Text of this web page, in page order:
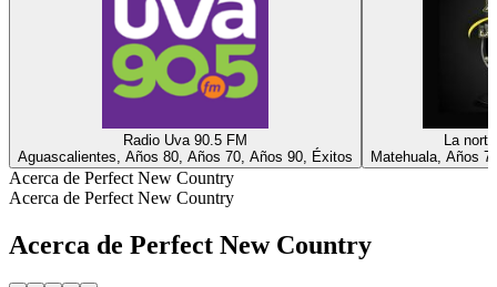
Radio Uva 90.5 FM
Aguascalientes, Años 80, Años 70, Años 90, Éxitos
La
Matehuala, Años
Acerca de Perfect New Country
Acerca de Perfect New Country
Acerca de Perfect New Country